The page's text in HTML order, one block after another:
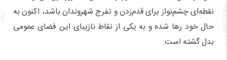
نقطه‌ای چشم‌نواز برای قدم‌زدن و تفرج شهروندان باشد، اکنون به
حال خود رها شده و به یکی از نقاط نازیبای این فضای عمومی
بدل گشته است.